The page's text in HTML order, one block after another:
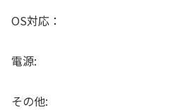
OS対応：
電源:
その他: